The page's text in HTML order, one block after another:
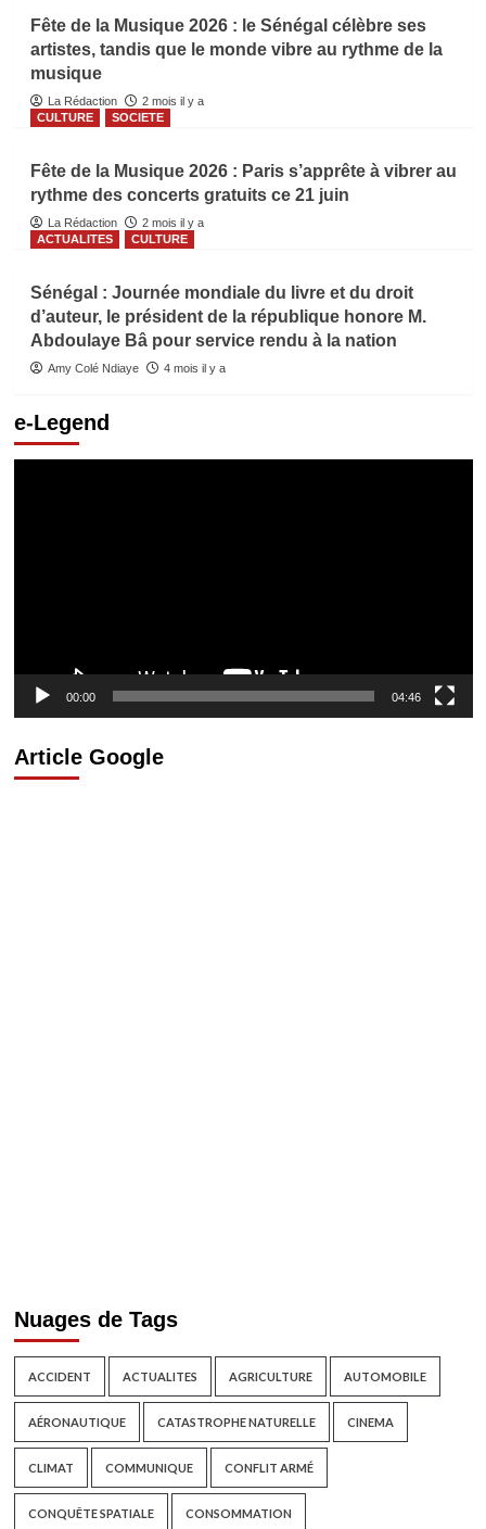
Fête de la Musique 2026 : le Sénégal célèbre ses
artistes, tandis que le monde vibre au rythme de la
musique
La Rédaction
2 mois il y a
CULTURE
SOCIETE
Fête de la Musique 2026 : Paris s’apprête à vibrer au
rythme des concerts gratuits ce 21 juin
La Rédaction
2 mois il y a
ACTUALITES
CULTURE
Sénégal : Journée mondiale du livre et du droit
d’auteur, le président de la république honore M.
Abdoulaye Bâ pour service rendu à la nation
Amy Colé Ndiaye 4 mois il y a
e-Legend
00:00 04:46
Article Google
Nuages de Tags
ACCIDENT ACTUALITES AGRICULTURE AUTOMOBILE
AÉRONAUTIQUE CATASTROPHE NATURELLE CINEMA
CLIMAT COMMUNIQUE CONFLIT ARMÉ
CONQUÊTE SPATIALE CONSOMMATION